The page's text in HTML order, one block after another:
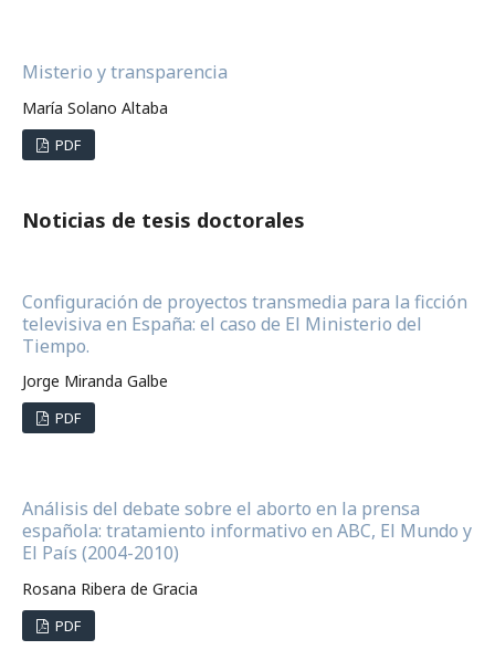
Misterio y transparencia
María Solano Altaba
PDF
Noticias de tesis doctorales
Configuración de proyectos transmedia para la ficción
televisiva en España: el caso de El Ministerio del
Tiempo.
Jorge Miranda Galbe
PDF
Análisis del debate sobre el aborto en la prensa
española: tratamiento informativo en ABC, El Mundo y
El País (2004-2010)
Rosana Ribera de Gracia
PDF